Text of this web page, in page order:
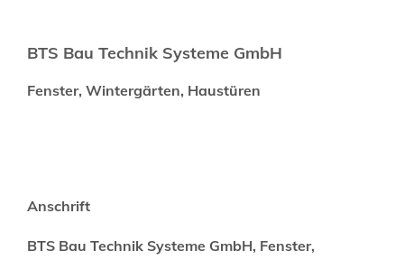
BTS Bau Technik Systeme GmbH
Fenster, Wintergärten, Haustüren
Anschrift
BTS Bau Technik Systeme GmbH, Fenster,